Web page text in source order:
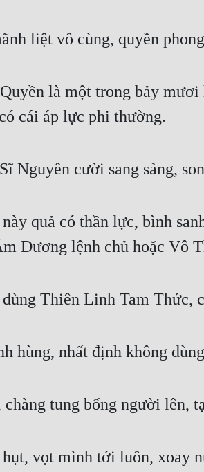
liệt vô cùng, quyền
là một trong bảy
cái áp lực phi thường.
Nguyên cười sang sảng,
quả có thần lực, bình
Dương lệnh chủ hoặc Vô
Thiên Linh Tam Thức,
hùng, nhất định không
tung bổng người lên,
vọt mình tới luôn, xoay